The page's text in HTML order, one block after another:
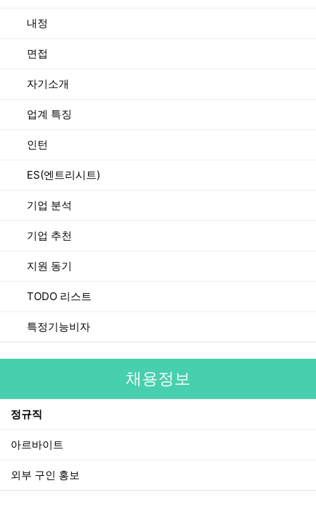
내정
면접
자기소개
업계 특징
인턴
ES(엔트리시트)
기업 분석
기업 추천
지원 동기
TODO 리스트
특정기능비자
채용정보
정규직
아르바이트
외부 구인 홍보